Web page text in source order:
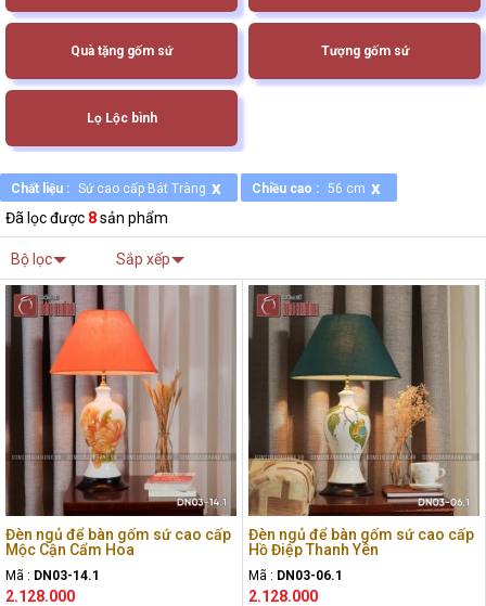
Quà tặng gốm sứ Tượng gốm sứ
Lọ Lộc bình
Chất liệu : Sứ cao cấp Bát Tràng x Chiều cao : 56 cm x
Đã lọc được 8sản phẩm
Bộ lọc Sắp xếp
Đèn ngủ để bàn gốm sứ cao cấp
Mộc Cận Cẩm Hoa
Mã : DN03-14.1
2.128.000
Đèn ngủ để bàn gốm sứ cao cấp
Hồ Điệp Thanh Yên
Mã : DN03-06.1
2.128.000